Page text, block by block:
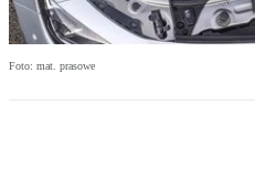
Foto: mat. prasowe